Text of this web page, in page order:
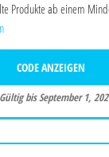
Produkte ab einem
CODE ANZEIGEN
Gültig bis September 1,